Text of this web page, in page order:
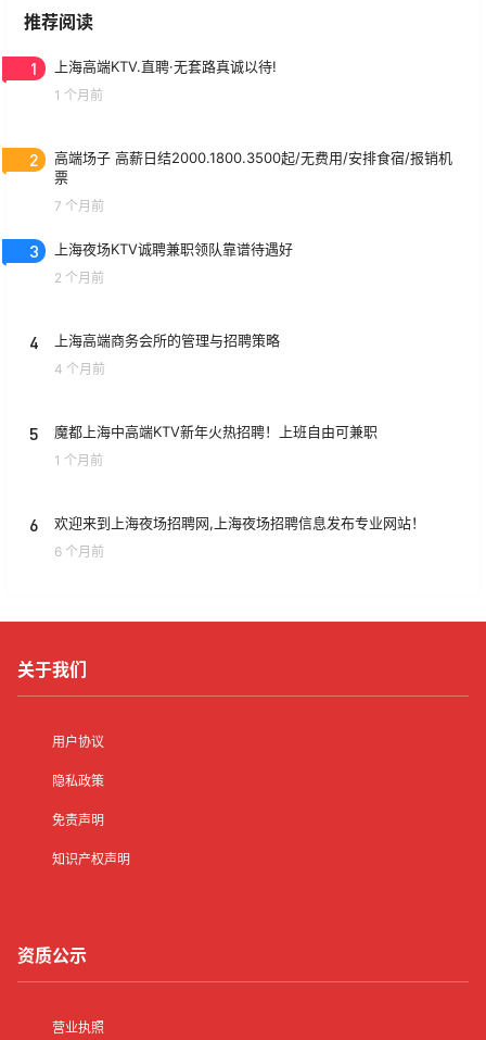
推荐阅读
1 上海高端KTV.直聘·无套路真诚以待!
1 个月前
2
高端场子 高薪日结2000.1800.3500起/无费用/安排食宿/报销机
票
7 个月前
3 上海夜场KTV诚聘兼职领队靠谱待遇好
2 个月前
4 上海高端商务会所的管理与招聘策略
4 个月前
5 魔都上海中高端KTV新年火热招聘！上班自由可兼职
1 个月前
6 欢迎来到上海夜场招聘网,上海夜场招聘信息发布专业网站！
6 个月前
关于我们
用户协议
隐私政策
免责声明
知识产权声明
资质公示
营业执照